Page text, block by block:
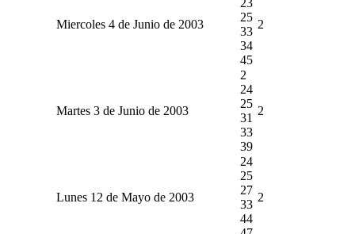
Miercoles 4 de Junio de 2003
25
33
34
45
2
Martes 3 de Junio de 2003
2
24
25
31
33
39
2
Lunes 12 de Mayo de 2003
24
25
27
33
44
2